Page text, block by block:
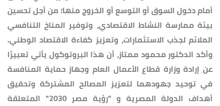
أمام دخول السوق أو التوسع أو الخروج منها؛ من أجل تحسين
بيئة ممارسة النشاط الاقتصادي، وتوفير المناخ التنافسي
الملائم لجذب الاستثمارات، وتعزيز كفاءة الاقتصاد الوطني.
وأكد الدكتور محمود ممتاز، أن هذا البروتوكول يأتي تعبيرًا
عن إرادة وزارة قطاع الأعمال العام وجهاز حماية المنافسة
في توحيد جهودهما لتعزيز المصالح المشتركة وتحقيق
أهداف الدولة المصرية و "رؤية مصر 2030" المتعلقة